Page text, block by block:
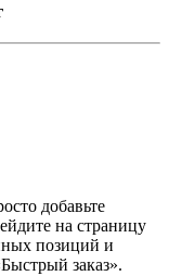
добавьте
на страницу
позиций и
заказ».